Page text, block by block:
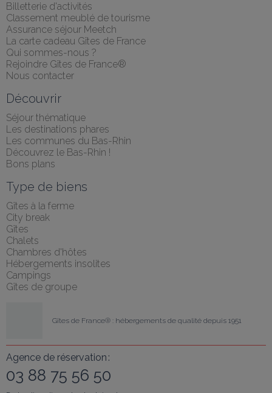
Billetterie d'activités
Classement meublé de tourisme
Assurance séjour Meetch
La carte cadeau Gîtes de France
Qui sommes-nous ?
Rejoindre Gîtes de France®
Nous contacter
Découvrir
Séjour thématique
Les destinations phares
Les communes du Bas-Rhin
Découvrez le Bas-Rhin !
Bons plans
Type de biens
Gîtes à la ferme
City break
Gîtes
Chalets
Chambres d'hôtes
Hébergements insolites
Campings
Gîtes de groupe
Gîtes de France® : hébergements de qualité depuis 1951
Agence de réservation :
03 88 75 56 50